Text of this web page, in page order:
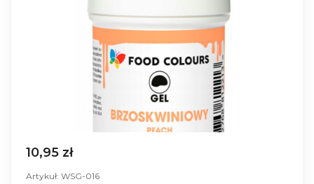
10,95 zł
Artykuł: WSG-016